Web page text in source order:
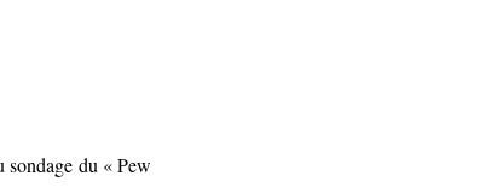
sondage du « Pew